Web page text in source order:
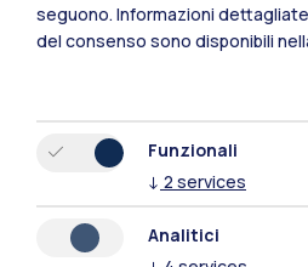
seguono. Informazioni
del consenso sono disponibili
Funzionali
↓ 2 services
Analitici